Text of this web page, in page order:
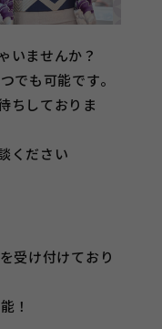
いませんか？
でも可能です。
ちしておりま
ください
受け付けており
！